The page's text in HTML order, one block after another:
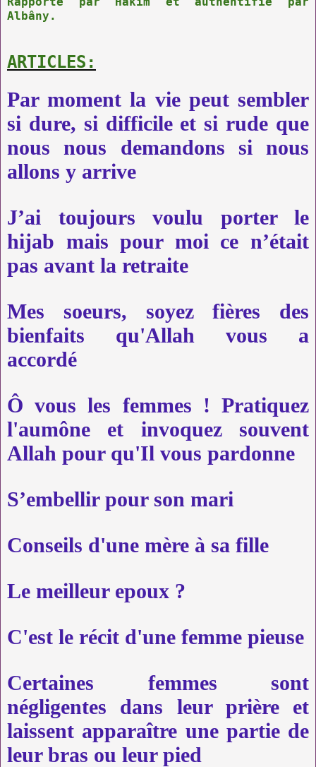
Albâny.
ARTICLES:
Par moment la vie peut sembler
si dure, si difficile et si rude que
nous nous demandons si nous
allons y arrive
J’ai toujours voulu porter le
hijab mais pour moi ce n’était
pas avant la retraite
Mes soeurs, soyez fières des
bienfaits qu'Allah vous a
accordé
Ô vous les femmes ! Pratiquez
l'aumône et invoquez souvent
Allah pour qu'Il vous pardonne
S’embellir pour son mari
Conseils d'une mère à sa fille
Le meilleur epoux ?
C'est le récit d'une femme pieuse
Certaines femmes sont
négligentes dans leur prière et
laissent apparaître une partie de
leur bras ou leur pied